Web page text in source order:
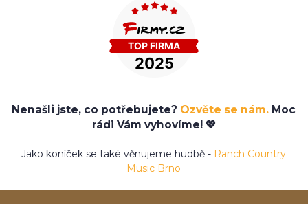
Nenašli jste, co potřebujete? Ozvěte se nám. Moc
rádi Vám vyhovíme! 💖
Jako koníček se také věnujeme hudbě - Ranch Country
Music Brno